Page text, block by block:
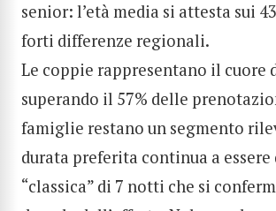
senior: l’età media si attesta sui
forti differenze regionali.
Le coppie rappresentano il cuore
superando il 57% delle
famiglie restano un segmento
durata preferita continua a essere
“classica” di 7 notti che si